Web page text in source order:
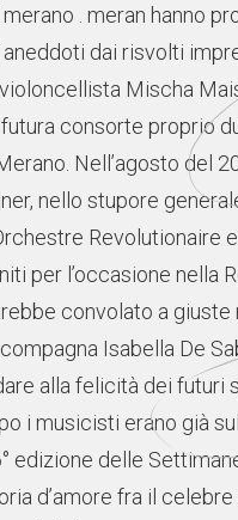
. meran hanno
dai risvolti
Mischa
consorte proprio
Nell’agosto del
nello stupore
Revolutionaire
per l’occasione nella
convolato a
Isabella De
alla felicità dei futuri
i musicisti erano già
edizione delle
d’amore fra il